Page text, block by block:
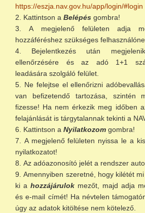
https://eszja.nav.gov.hu/app/login/#login
Kattintson a Belépés gombra!
A megjelenő felületen adja
hozzáféréshez szükséges
Bejelentkezés után
ellenőrzésére és az adó 1+1
leadására szolgáló felület.
Ne felejtse el ellenőrizni
van befizetendő tartozása, szintén
fizesse! Ha nem érkezik meg időben
felajánlását is tárgytalannak tekinti a
Kattintson a Nyilatkozom gombra!
A megjelenő felületen nyissa le a
nyilatkozatot!
Az adóazonosító jelét a rendszer
Amennyiben szeretné, hogy kilétét
ki a hozzájárulok mezőt, majd adja
és e-mail címét! Ha névtelen
úgy az adatok kitöltése nem kötelező.